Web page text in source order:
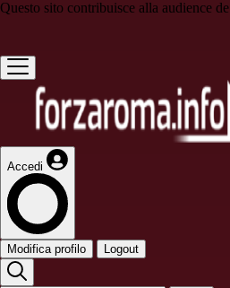
Questo sito contribuisce alla audience de
Accedi
Modifica profilo Logout